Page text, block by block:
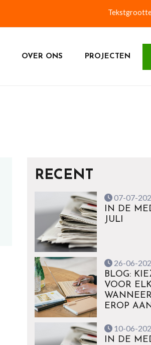
OVER ONS PROJECTEN
RECENT
07-07-
IN DE
JULI
26-06-
BLOG:
VOOR
EROP
10-06-
IN DE